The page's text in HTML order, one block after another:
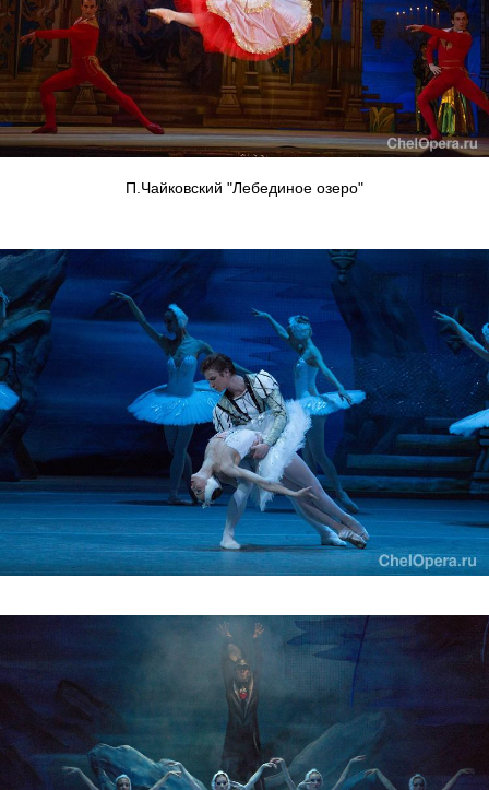
П.Чайковский "Лебединое озеро"